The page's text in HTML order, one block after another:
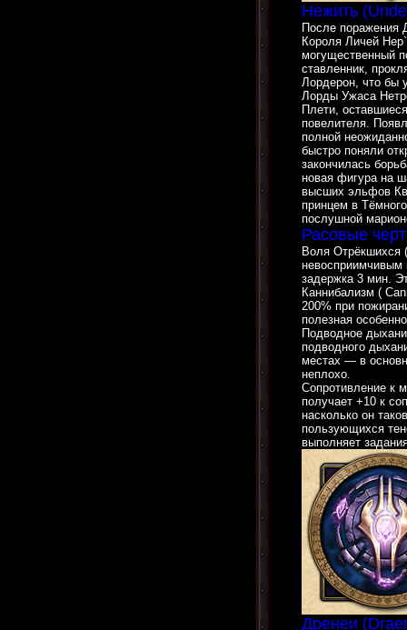
Нежить
После поражения
Короля Личей
могущественный
ставленник,
Лордерон, что бы
Лорды Ужаса
Плети,
повелителя.
полной
быстро поняли
закончилась
новая фигура на
высших эльфов
принцем в
послушной
Расовые
Воля Отрёкшихся
невосприимчивым
задержка 3 мин.
Каннибализм (
200% при
полезная
Подводное
подводного
местах — в
неплохо.
Сопротивление к
получает +10 к
насколько он
пользующихся
выполняет
Дренеи